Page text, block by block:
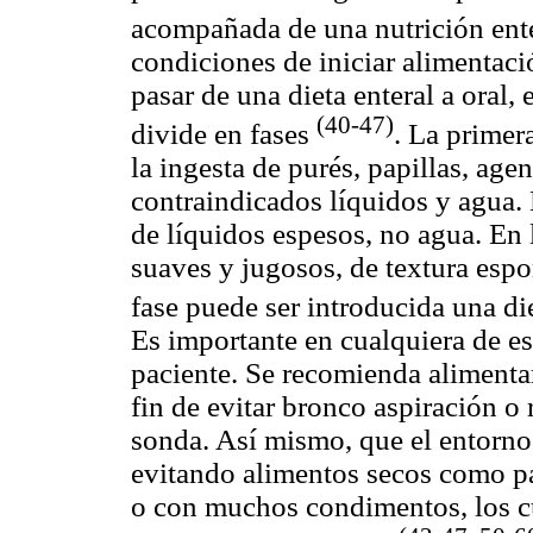
acompañada de una nutrición
condiciones de iniciar
pasar de una dieta enteral a
divide en fases (40-47). La
la ingesta de purés, papillas,
contraindicados líquidos y agua.
de líquidos espesos, no agua.
suaves y jugosos, de textura
fase puede ser introducida una
Es importante en cualquiera de
paciente. Se recomienda
fin de evitar bronco aspiración
sonda. Así mismo, que el
evitando alimentos secos como
o con muchos condimentos, los